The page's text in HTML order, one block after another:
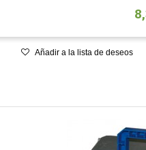
Añadir a la lista de deseos